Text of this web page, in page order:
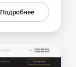
Подробнее